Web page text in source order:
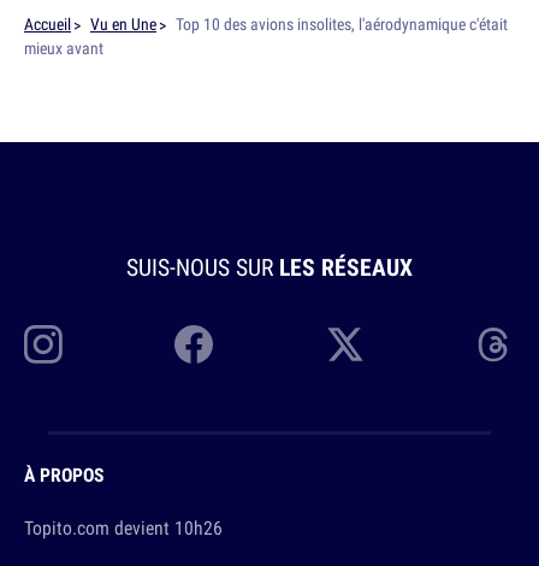
Accueil Vu en Une
Top 10 des avions insolites, l'aérodynamique c'était
mieux avant
SUIS-NOUS SUR LES RÉSEAUX
À PROPOS
Topito.com devient 10h26